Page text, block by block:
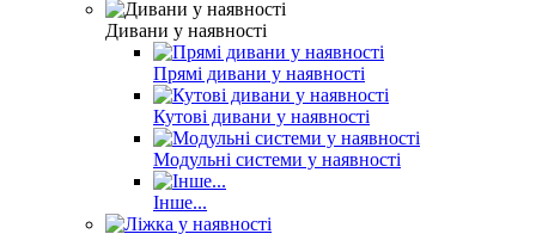
Дивани у наявності
Прямі дивани у наявності
Кутові дивани у наявності
Модульні системи у наявності
Інше...